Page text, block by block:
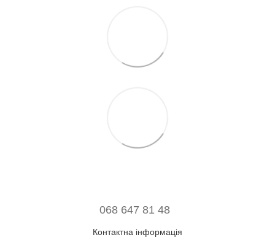
068 647 81 48
Контактна інформація